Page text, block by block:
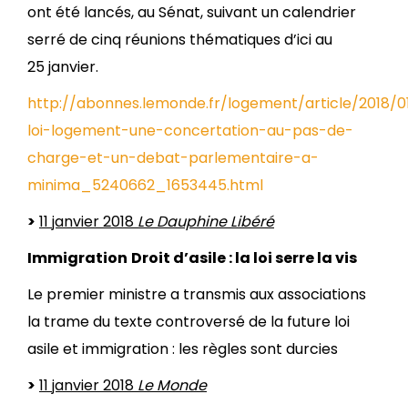
ont été lancés, au Sénat, suivant un calendrier
serré de cinq réunions thématiques d’ici au
25 janvier.
http://abonnes.lemonde.fr/logement/article/2018/
loi-logement-une-concertation-au-pas-de-
charge-et-un-debat-parlementaire-a-
minima_5240662_1653445.html
> 11 janvier 2018 Le Dauphine Libéré
Immigration Droit d’asile : la loi serre la vis
Le premier ministre a transmis aux associations
la trame du texte controversé de la future loi
asile et immigration : les règles sont durcies
> 11 janvier 2018 Le Monde